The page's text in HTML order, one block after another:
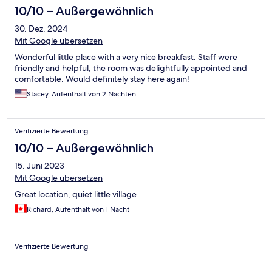
10/10 – Außergewöhnlich
30. Dez. 2024
Mit Google übersetzen
Wonderful little place with a very nice breakfast. Staff were
friendly and helpful, the room was delightfully appointed and
comfortable. Would definitely stay here again!
Stacey, Aufenthalt von 2 Nächten
Verifizierte Bewertung
10/10 – Außergewöhnlich
15. Juni 2023
Mit Google übersetzen
Great location, quiet little village
Richard, Aufenthalt von 1 Nacht
Verifizierte Bewertung